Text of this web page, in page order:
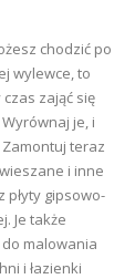
chodzić po
wylewce, to
zająć się
Wyrównaj je, i
teraz
i inne
płyty gipsowo-
Je także
malowania
i łazienki